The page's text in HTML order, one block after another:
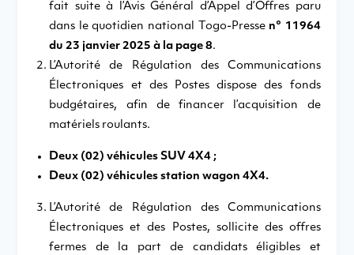
fait suite à l’Avis Général d’Appel d’Offres paru
dans le quotidien national Togo-Presse n° 11964
du 23 janvier 2025 à la page 8.
L’Autorité de Régulation des Communications
Électroniques et des Postes dispose des fonds
budgétaires, afin de financer l’acquisition de
matériels roulants.
Deux (02) véhicules SUV 4X4 ;
Deux (02) véhicules station wagon 4X4.
L’Autorité de Régulation des Communications
Électroniques et des Postes, sollicite des offres
fermes de la part de candidats éligibles et